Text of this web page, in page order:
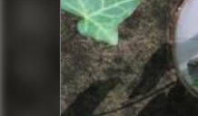
ПУБЛІКАЦІЇ
ДОВІДКА